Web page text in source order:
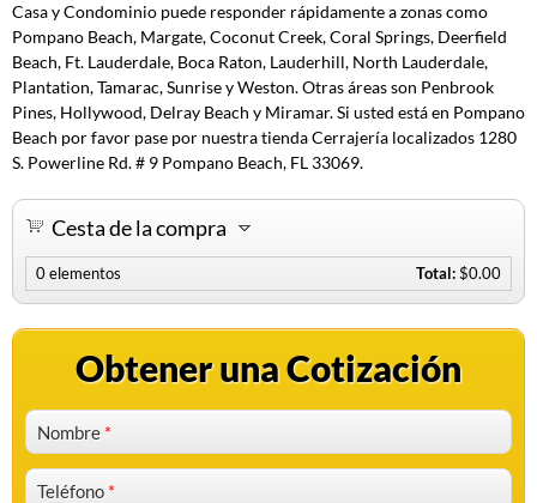
Casa y Condominio puede responder rápidamente a zonas como
Pompano Beach, Margate, Coconut Creek, Coral Springs, Deerfield
Beach, Ft. Lauderdale, Boca Raton, Lauderhill, North Lauderdale,
Plantation, Tamarac, Sunrise y Weston. Otras áreas son Penbrook
Pines, Hollywood, Delray Beach y Miramar. Si usted está en Pompano
Beach por favor pase por nuestra tienda Cerrajería localizados 1280
S. Powerline Rd. # 9 Pompano Beach, FL 33069.
Cesta de la compra
0elementos Total:$0.00
Obtener una Cotización
Nombre*
Teléfono*